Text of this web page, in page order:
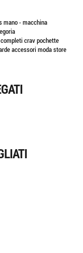
mano - macchina
crav pochette
accessori moda store